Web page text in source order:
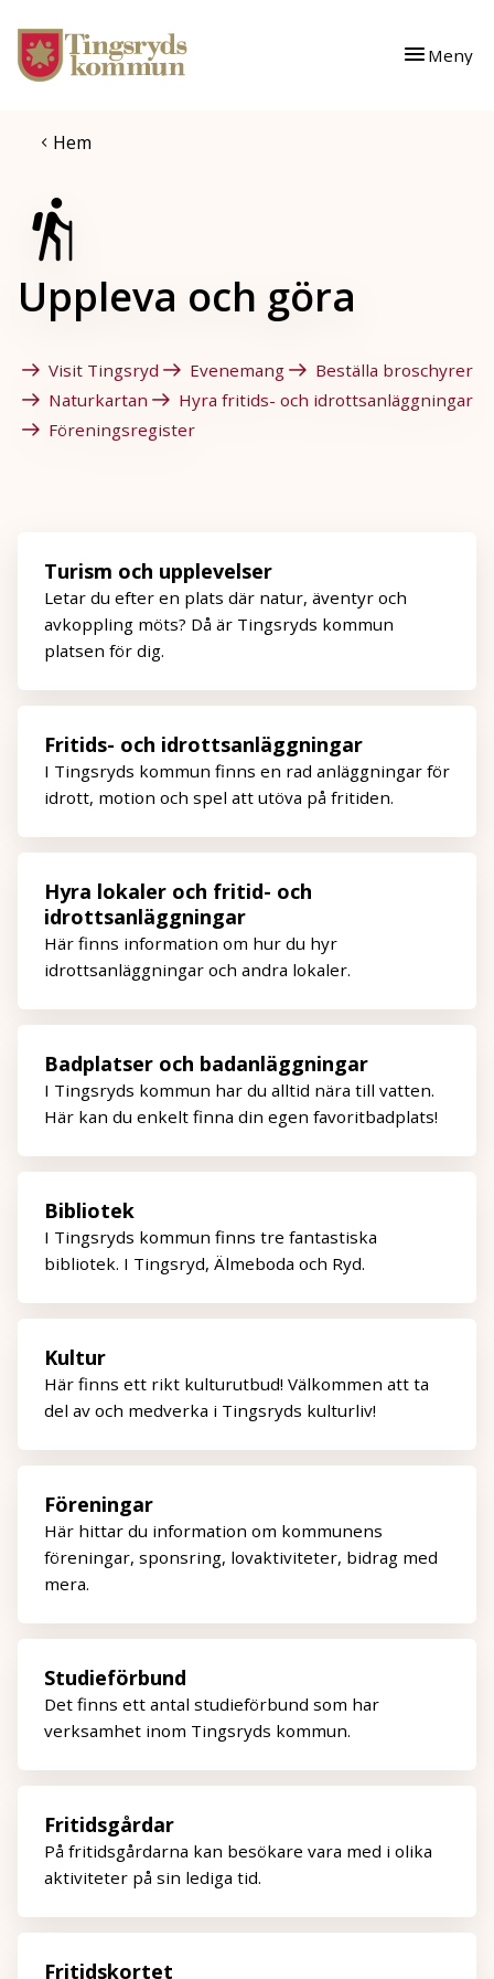
Gå till innehåll
Gå till huvudmeny
Meny
Hem
Uppleva och göra
Visit Tingsryd Evenemang
Beställa broschyrer
Naturkartan
Hyra fritids- och idrottsanläggningar
Föreningsregister
Turism och upplevelser
Letar du efter en plats där natur, äventyr och
avkoppling möts? Då är Tingsryds kommun
platsen för dig.
Fritids- och idrottsanläggningar
I Tingsryds kommun finns en rad anläggningar för
idrott, motion och spel att utöva på fritiden.
Hyra lokaler och fritid- och
idrottsanläggningar
Här finns information om hur du hyr
idrottsanläggningar och andra lokaler.
Badplatser och badanläggningar
I Tingsryds kommun har du alltid nära till vatten.
Här kan du enkelt finna din egen favoritbadplats!
Bibliotek
I Tingsryds kommun finns tre fantastiska
bibliotek. I Tingsryd, Älmeboda och Ryd.
Kultur
Här finns ett rikt kulturutbud! Välkommen att ta
del av och medverka i Tingsryds kulturliv!
Föreningar
Här hittar du information om kommunens
föreningar, sponsring, lovaktiviteter, bidrag med
mera.
Studieförbund
Det finns ett antal studieförbund som har
verksamhet inom Tingsryds kommun.
Fritidsgårdar
På fritidsgårdarna kan besökare vara med i olika
aktiviteter på sin lediga tid.
Fritidskortet